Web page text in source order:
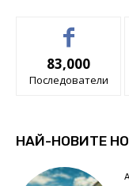
83,000
Последователи
НАЙ-НОВИТЕ